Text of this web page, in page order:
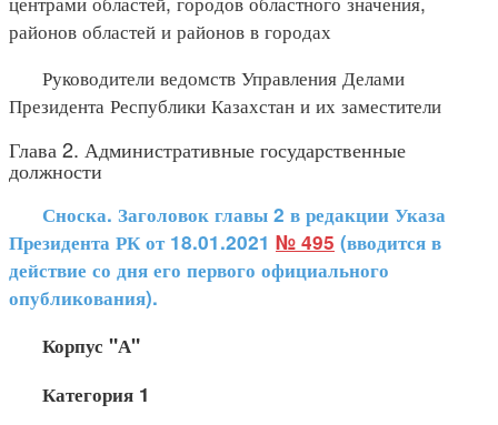
районов областей и районов в городах
Руководители ведомств Управления Делами
Президента Республики Казахстан и их заместители
Глава 2. Административные государственные
должности
Сноска. Заголовок главы 2 в редакции Указа
Президента РК от 18.01.2021 № 495 (вводится в
действие со дня его первого официального
опубликования).
Корпус "А"
Категория 1